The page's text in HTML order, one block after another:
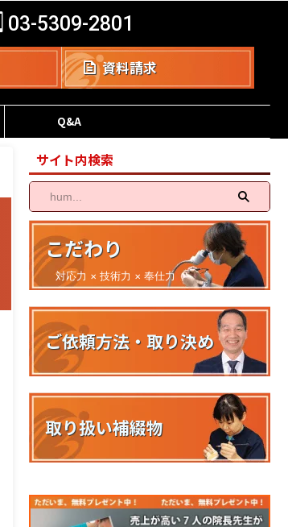
03-5309-2801
資料請求
Q&A
サイト内検索
こだわり
対応力 × 技術力 × 奉仕力
ご依頼方法・取り決め
取り扱い補綴物